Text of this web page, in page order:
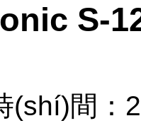
S-
(shí)間